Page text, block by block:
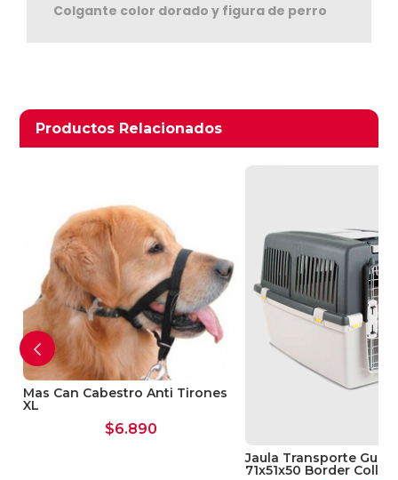
Seguir Comprando
Colgante color dorado y figura de perro
Productos Relacionados
Productos relacionados
Mas Can Cabestro Anti Tirones
XL
$6.890
Jaula Transporte
71x51x50 Border Collie